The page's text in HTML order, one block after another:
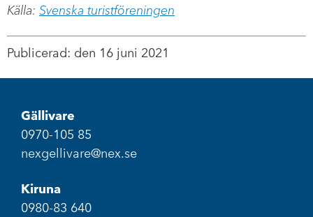
Källa: Svenska turistföreningen
Publicerad: den 16 juni 2021
Gällivare
0970-105 85
nexgellivare@nex.se
Kiruna
0980-83 640